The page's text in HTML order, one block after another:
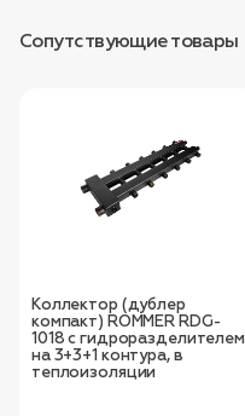
Сопутствующие товары
Коллектор (дублер
компакт) ROMMER RDG-
1018 с гидроразделителем
на 3+3+1 контура, в
теплоизоляции